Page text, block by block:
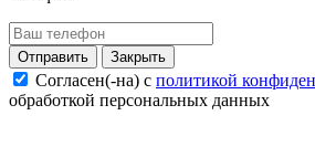
Закрыть
Согласен(-на) c политикой
обработкой персональных данных